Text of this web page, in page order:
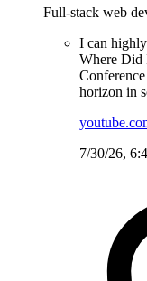
Full-stack web
I can
Where Did
horizon in
7/30/26,